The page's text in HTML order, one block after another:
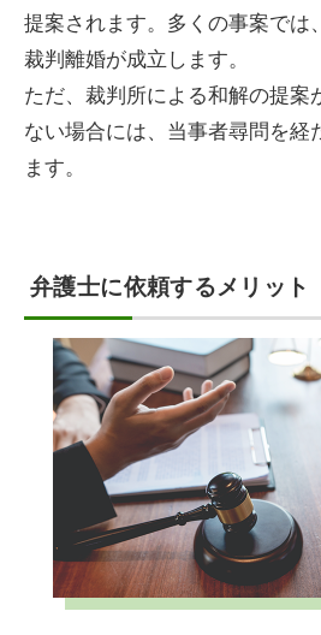
提案されます。多くの事案では
裁判離婚が成立します。
ただ、裁判所による和解の提案
ない場合には、当事者尋問を経
ます。
弁護士に依頼するメリット